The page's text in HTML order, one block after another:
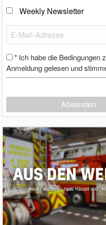
Weekly Newsletter
* Ich habe die Bedingungen
Anmeldung gelesen und
Absenden